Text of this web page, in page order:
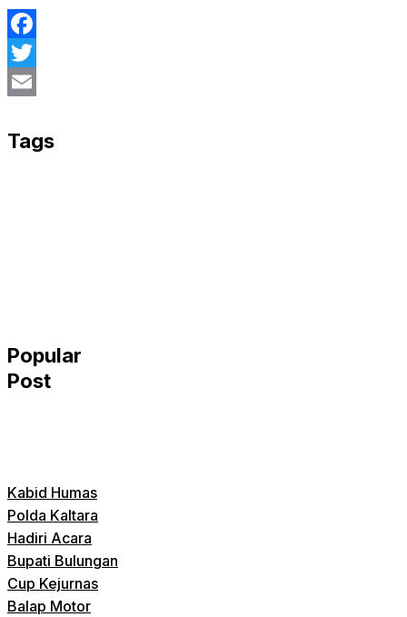
Facebook
Twitter
Tags
Popular
Post
Kabid Humas
Polda Kaltara
Hadiri Acara
Bupati Bulungan
Cup Kejurnas
Balap Motor